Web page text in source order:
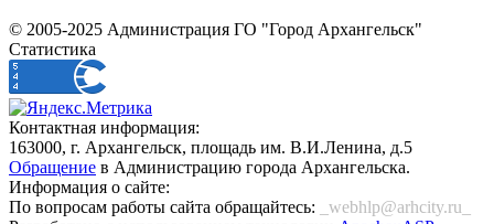
© 2005-2025 Администрация ГО "Город Архангельск"
Статистика
Контактная информация:
163000, г. Архангельск, площадь им. В.И.Ленина, д.5
Обращение в Администрацию города Архангельска.
Информация о сайте:
По вопросам работы сайта обращайтесь:
_webhlp@arhcity.ru_